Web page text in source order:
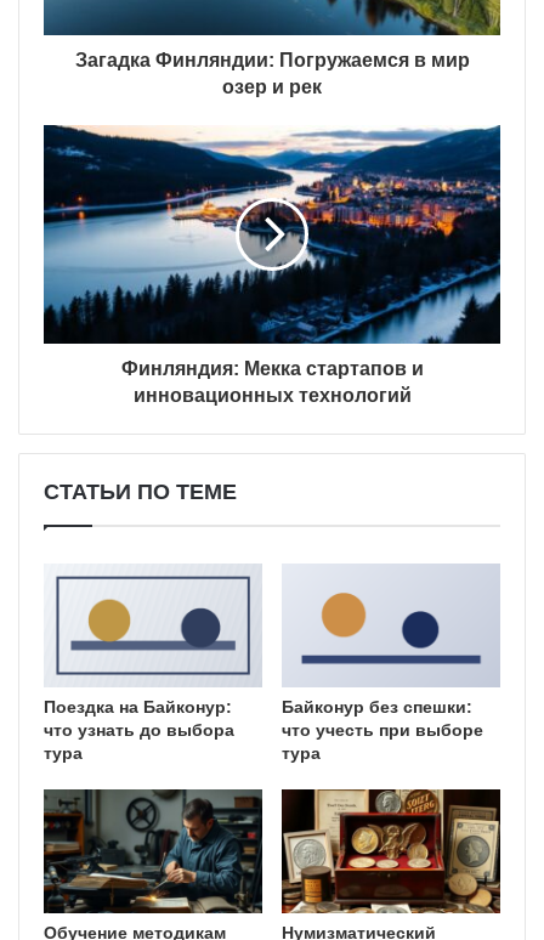
Загадка Финляндии: Погружаемся в мир
озер и рек
Финляндия: Мекка стартапов и
инновационных технологий
СТАТЬИ ПО ТЕМЕ
Поездка на Байконур:
что узнать до выбора
тура
Байконур без спешки:
что учесть при выборе
тура
Обучение методикам
Нумизматический